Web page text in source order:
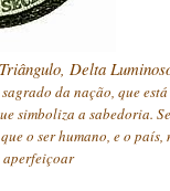
Delta
da nação, que
simboliza a sabedoria.
o ser humano, e o país,
aperfeiçoar